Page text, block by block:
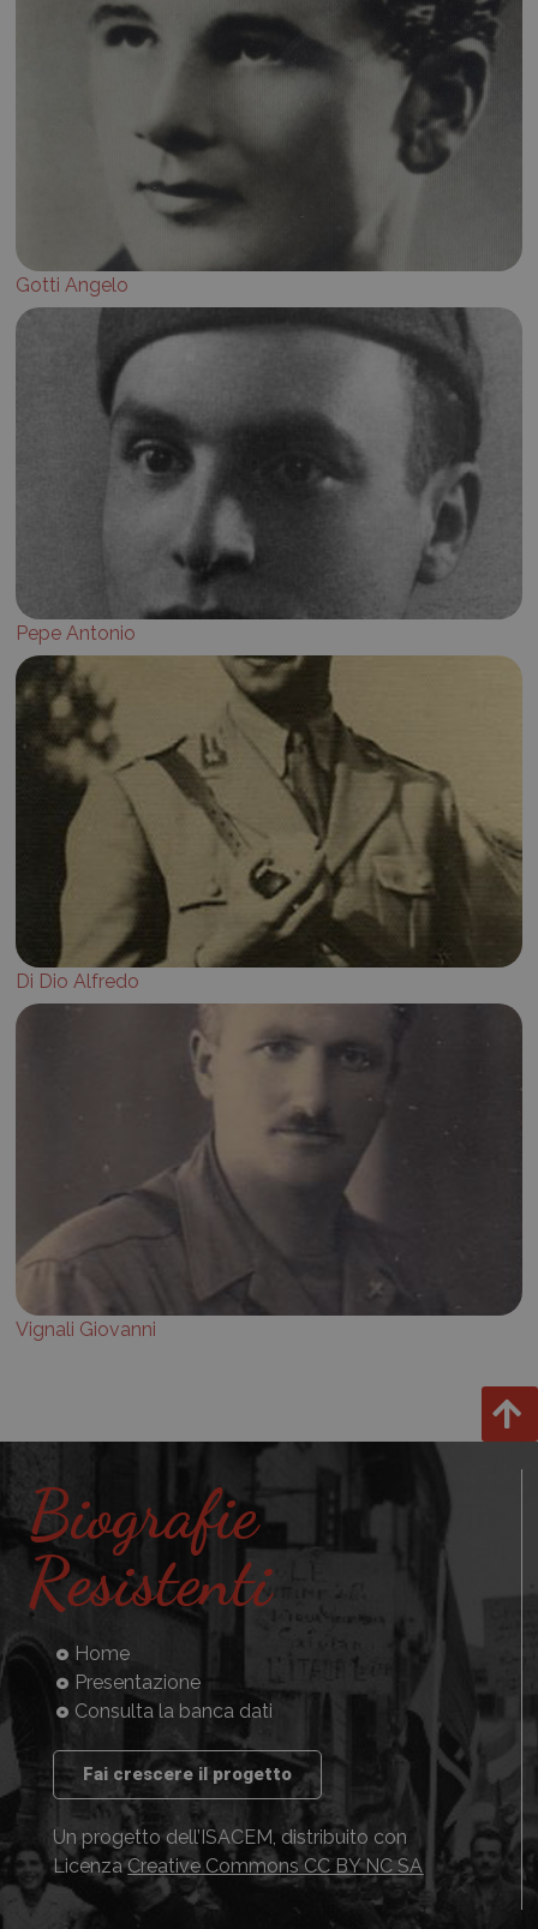
Gotti Angelo
Pepe Antonio
Di Dio Alfredo
Vignali Giovanni
Biografie
Resistenti
Home
Presentazione
Consulta la banca dati
Fai crescere il progetto
Un progetto dell’ISACEM, distribuito con
LicenzaCreative Commons CC BY NC SA